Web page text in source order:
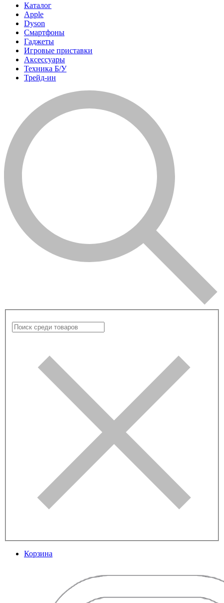
Каталог
Apple
Dyson
Смартфоны
Гаджеты
Игровые приставки
Аксессуары
Техника Б/У
Трейд-ин
Корзина